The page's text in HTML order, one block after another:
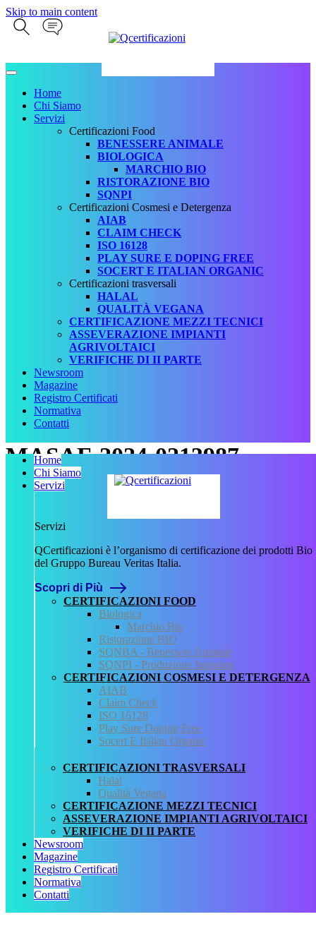
Skip to main content
Home
Chi Siamo
Servizi
Certificazioni Food
BENESSERE ANIMALE
BIOLOGICA
MARCHIO BIO
RISTORAZIONE BIO
SQNPI
Certificazioni Cosmesi e Detergenza
AIAB
CLAIM CHECK
ISO 16128
PLAY SURE E DOPING FREE
SOCERT E ITALIAN ORGANIC
Certificazioni trasversali
HALAL
QUALITÀ VEGANA
CERTIFICAZIONE MEZZI TECNICI
ASSEVERAZIONE IMPIANTI
AGRIVOLTAICI
VERIFICHE DI II PARTE
Newsroom
Magazine
Registro Certificati
Normativa
Contatti
Home
Chi Siamo
Servizi
Servizi
QCertificazioni è l’organismo di certificazione dei prodotti Bio
del Gruppo Bureau Veritas Italia.
Scopri di Più
CERTIFICAZIONI FOOD
Biologica
Marchio Bio
Ristorazione BIO
SQNBA - Benessere Animale
SQNPI - Produzione Integrata
CERTIFICAZIONI COSMESI E DETERGENZA
AIAB
Claim Check
ISO 16128
Play Sure Doping Free
Socert E Italian Organic
CERTIFICAZIONI TRASVERSALI
Halal
Qualità Vegana
CERTIFICAZIONE MEZZI TECNICI
ASSEVERAZIONE IMPIANTI AGRIVOLTAICI
VERIFICHE DI II PARTE
Newsroom
Magazine
Registro Certificati
Normativa
Contatti
MASAF-2024-0213987
15 Maggio 2024
Precedente
CHI SIAMO
REGISTRO CERTIFICATI
NORMATIVA
AREA DOWNLOAD
POLITICA QHSE
FAQ – DOMANDE FREQUENTI
CONTATTI
BIOLOGICA
HALAL
ISO 16128
MEZZI TECNICI
QUALITÀ VEGANA
RISTORAZIONE BIO
SQNPI
QCertificazioni S.r.l. a socio unico